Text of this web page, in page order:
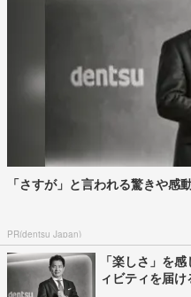
「さすが」と言われる驚きや
PR(dentsu Japan)
「楽しさ」を
ィビティを届け